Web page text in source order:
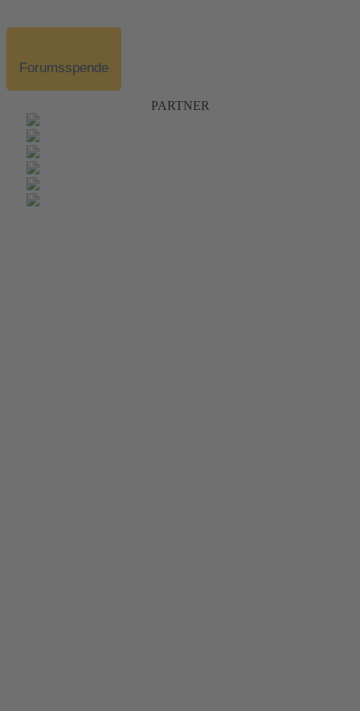
Forumsspende
PARTNER